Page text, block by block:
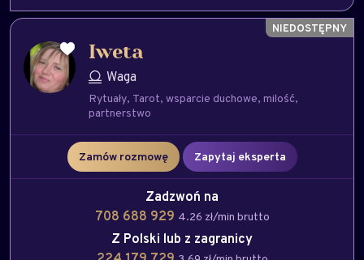
Iweta
Waga
Rytuały Tarot wsparcie duchowe milość
partnerstwo
Zamów rozmowę Zapytaj eksperta
Zadzwoń na
708 688 929 4.26 zł/min brutto
Z Polski lub z zagranicy